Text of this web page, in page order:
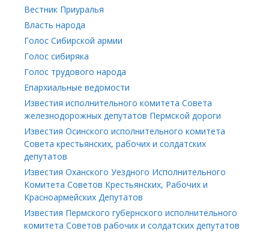
Вестник Приуралья
Власть народа
Голос Сибирской армии
Голос сибиряка
Голос трудового народа
Епархиальные ведомости
Известия исполнительного комитета Совета
железнодорожных депутатов Пермской дороги
Известия Осинского исполнительного комитета
Совета крестьянских, рабочих и солдатских
депутатов
Известия Оханского Уездного Исполнительного
Комитета Советов Крестьянских, Рабочих и
Красноармейских Депутатов
Известия Пермского губернского исполнительного
комитета Советов рабочих и солдатских депутатов